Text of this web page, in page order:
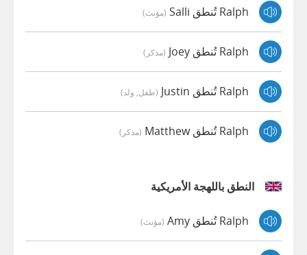
Ralph تُنطق Salli (مؤنث)
Ralph تُنطق Joey (مذكر)
Ralph تُنطق Justin (طفل, ولد)
Ralph تُنطق Matthew (مذكر)
النطق باللهجة الأمريكية
Ralph تُنطق Amy (مؤنث)